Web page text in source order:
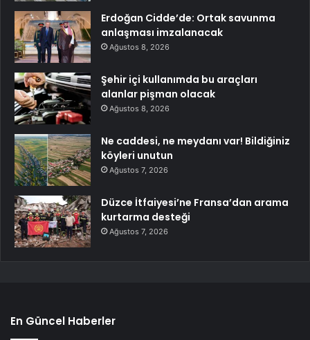
Erdoğan Cidde’de: Ortak savunma
anlaşması imzalanacak
Ağustos 8, 2026
Şehir içi kullanımda bu araçları
alanlar pişman olacak
Ağustos 8, 2026
Ne caddesi, ne meydanı var! Bildiğiniz
köyleri unutun
Ağustos 7, 2026
Düzce İtfaiyesi’ne Fransa’dan arama
kurtarma desteği
Ağustos 7, 2026
En Güncel Haberler